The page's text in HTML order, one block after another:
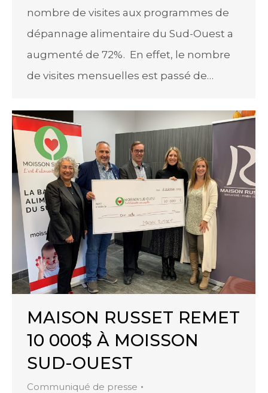
nombre de visites aux programmes de
dépannage alimentaire du Sud-Ouest a
augmenté de 72%. En effet, le nombre
de visites mensuelles est passé de…
MAISON RUSSET REMET
10 000$ À MOISSON
SUD-OUEST
Communiqué de presse